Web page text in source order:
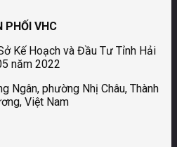
PHỐI VHC
Kế Hoạch và Đầu Tư Tỉnh Hải
năm 2022
Ngân, phường Nhị Châu, Thành
Việt Nam